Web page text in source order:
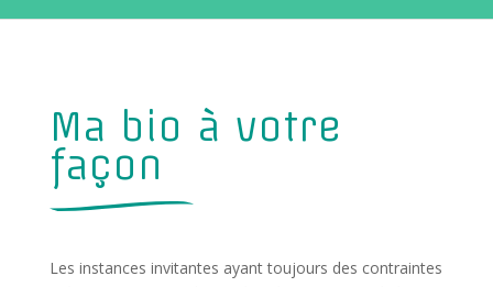
Ma bio à votre
façon
Les ins­tances invi­tantes ayant tou­jours des contraintes